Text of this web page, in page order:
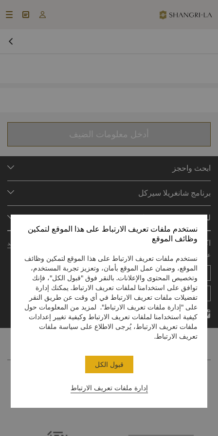



أدخل معلومات الضيف
ابحث واحجز
البحث عن الحجوزات
المطاعم والبارات
برنامج شانغريلا سيركل
انضم إلى برنامج شانغريلا سيركل
لمحة عن الحساب
الأسئلة الشائعة
اتصل بنا
لمحة عن مجموعة شانغريلا
نُبذة عنّا
علاماتنا الفندقية
مراكز شانغريلا
أماكن الإقامة
اتصل بنا
المستثمرون
الوظائف
المواطنة العالمية
الأخبار
اكتشف التجارب
عرض المزيد
عزز طريقة سفرك من خلال تطبيق الهاتف المحمول الخاص بنا
نستخدم ملفات تعريف الارتباط على هذا الموقع لتمكين
وظائف الموقع
نستخدم ملفات تعريف الارتباط على هذا الموقع لتمكين وظائف
الموقع، وضمان عمل الموقع بأمان، وتعزيز تجربة المستخدم،
وتخصيص المحتوى والإعلانات. بالنقر فوق "قبول الكل"، فإنك
توافق على استخدامنا لملفات تعريف الارتباط. يمكنك إدارة
تفضيلات ملفات تعريف الارتباط في أي وقت عن طريق النقر
على "إدارة ملفات تعريف الارتباط". لمزيد من المعلومات حول
كيفية استخدامنا لملفات تعريف الارتباط وكيفية تغيير إعدادات
ملفات تعريف الارتباط، يُرجى الاطلاع على سياسة ملفات
تعريف الارتباط.
إدارة ملفات تعريف الارتباط
قبول الكل